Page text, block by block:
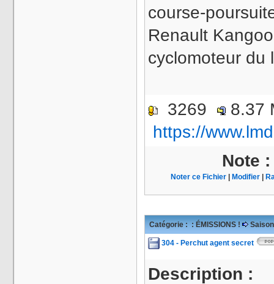
course-
Renault
cyclomoteur
3269
https://
Note
Noter ce Fichier Modifier
Catégorie : : ÉMISSIONS !
304 - Perchut agent secret
Description :